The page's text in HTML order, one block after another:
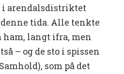
arendalsdistriktet
tida. Alle tenkte
ham, langt ifra, men
– og de sto i spissen
som på det